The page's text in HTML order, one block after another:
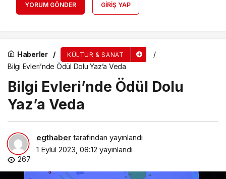
YORUM GÖNDER GIRIŞ YAP
Haberler KÜLTÜR & SANAT
Bilgi Evleri’nde Ödül Dolu Yaz’a Veda
Bilgi Evleri’nde Ödül Dolu
Yaz’a Veda
egthaber tarafından yayınlandı
1 Eylül 2023, 08:12 yayınlandı
267